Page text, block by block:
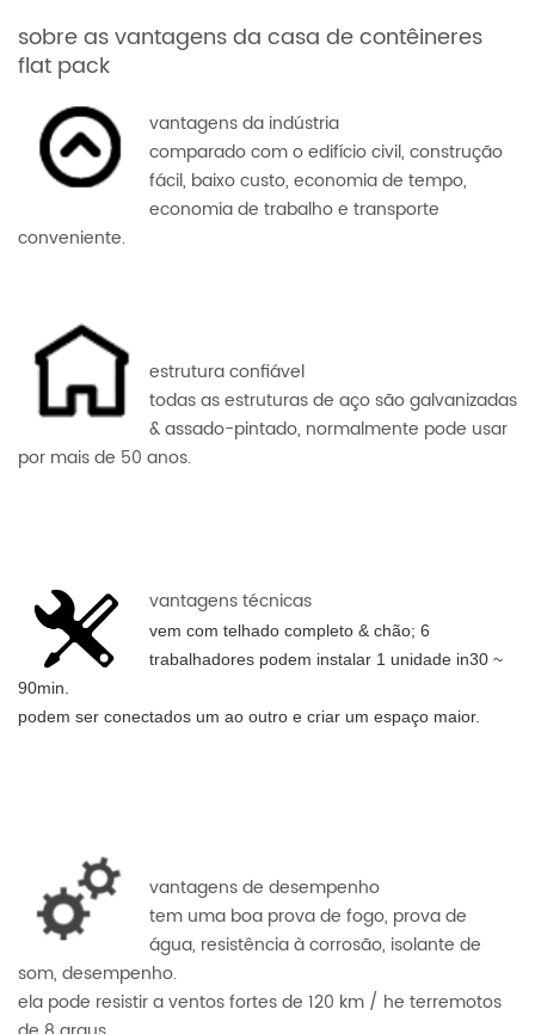
sobre as vantagens da casa de contêineres
flat pack
vantagens da indústria
comparado com o edifício civil, construção
fácil, baixo custo, economia de tempo,
economia de trabalho e transporte
conveniente.
estrutura confiável
todas as estruturas de aço são galvanizadas
& assado-pintado, normalmente pode usar
por mais de 50 anos.
vantagens técnicas
vem com telhado completo & chão; 6
trabalhadores podem instalar 1 unidade in30 ~
90min.
podem ser conectados um ao outro e criar um espaço maior.
vantagens de desempenho
tem uma boa prova de fogo, prova de
água, resistência à corrosão, isolante de
som, desempenho.
ela pode resistir a ventos fortes de 120 km / he terremotos